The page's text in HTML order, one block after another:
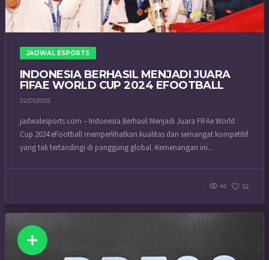
JADWAL ESPORTS
INDONESIA BERHASIL MENJADI JUARA
FIFAE WORLD CUP 2024 EFOOTBALL
22/01/2025
jadwalesports.com – Indonesia Berhasil Menjadi Juara FIFAe World
Cup 2024 eFootball memperlihatkan kualitas dan semangat kompetitif
yang tak tertandingi di panggung global. Kemenangan ini...
42 52